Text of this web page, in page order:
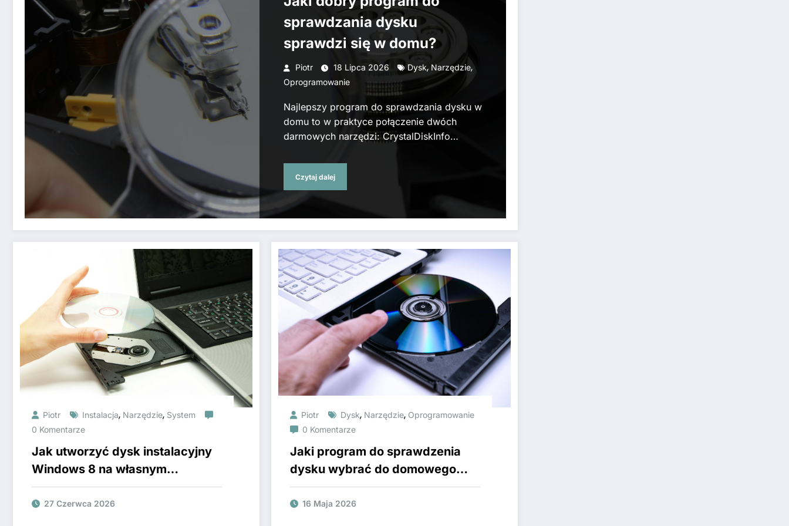
sprawdzania dysku
sprawdzi się w domu?
Piotr 18 Lipca 2026 Dysk, Narzędzie,
Oprogramowanie
Najlepszy program do sprawdzania dysku w
domu to w praktyce połączenie dwóch
darmowych narzędzi: CrystalDiskInfo…
Czytaj dalej
Piotr Instalacja, Narzędzie, System
0 Komentarze
Jak utworzyć dysk instalacyjny
Windows 8 na własnym
komputerze?
27 Czerwca 2026
Piotr Dysk, Narzędzie, Oprogramowanie
0 Komentarze
Jaki program do sprawdzenia
dysku wybrać do domowego
użytku?
16 Maja 2026